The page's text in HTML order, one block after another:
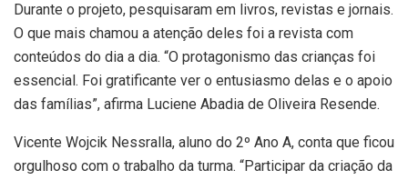
Durante o projeto, pesquisaram em livros, revistas e jornais.
O que mais chamou a atenção deles foi a revista com
conteúdos do dia a dia. “O protagonismo das crianças foi
essencial. Foi gratificante ver o entusiasmo delas e o apoio
das famílias”, afirma Luciene Abadia de Oliveira Resende.
Vicente Wojcik Nessralla, aluno do 2º Ano A, conta que ficou
orgulhoso com o trabalho da turma. “Participar da criação da